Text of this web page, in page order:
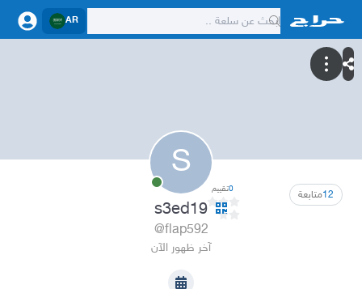
AR
S
12متابعة 0تقييم
s3ed19
@flap592
آخر ظهور الآن